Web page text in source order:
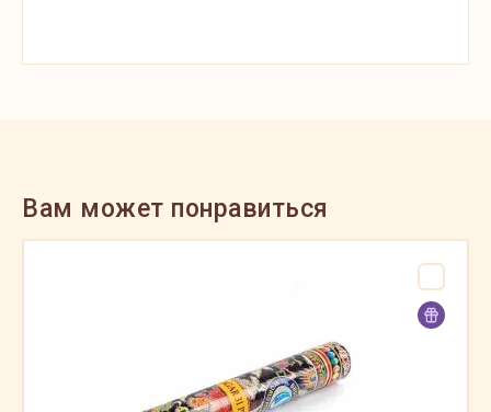
Вам может понравиться